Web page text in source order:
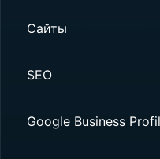
Сайты
SEO
Google Business